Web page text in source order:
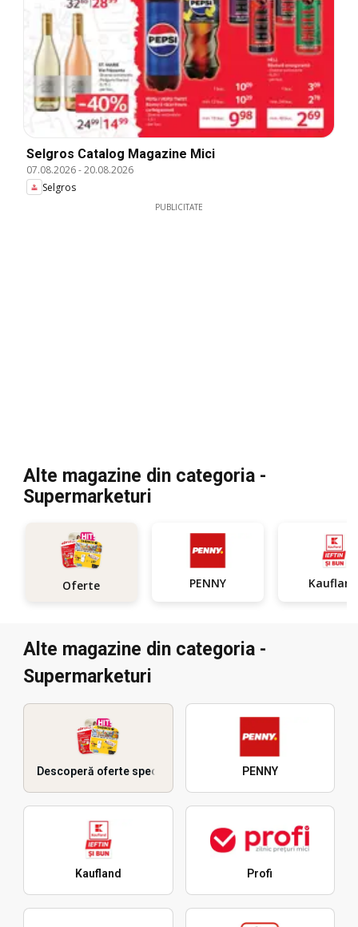
Selgros Catalog Magazine Mici
07.08.2026-20.08.2026
Selgros
PUBLICITATE
Alte magazine din categoria -
Supermarketuri
Oferte PENNY
Alte magazine din categoria -
Supermarketuri
Descoperă oferte speciale PENNY
Kaufland Profi